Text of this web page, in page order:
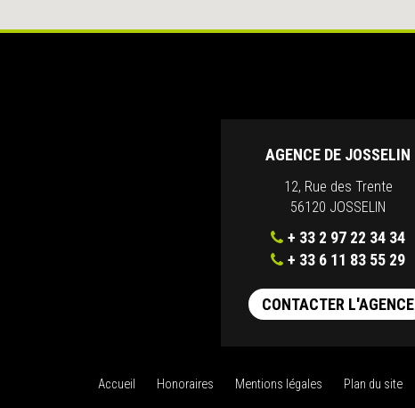
AGENCE DE JOSSELIN
12, Rue des Trente
56120 JOSSELIN
+ 33 2 97 22 34 34
+ 33 6 11 83 55 29
CONTACTER L'AGENCE
Accueil Honoraires Mentions légales Plan du site